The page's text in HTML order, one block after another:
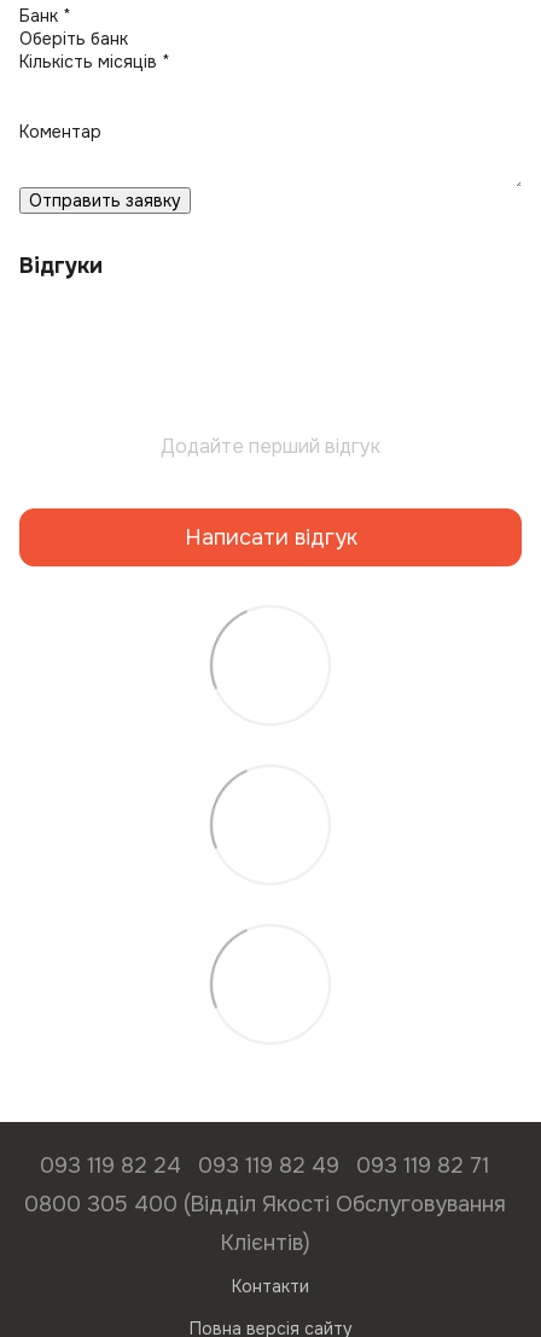
Банк *
Кількість місяців *
Коментар
Отправить заявку
Відгуки
Додайте перший відгук
Написати відгук
093 119 82 24 093 119 82 49
093 119 82 71
0800 305 400 (Відділ Якості Обслуговування
Клієнтів)
Контакти
Повна версія сайту